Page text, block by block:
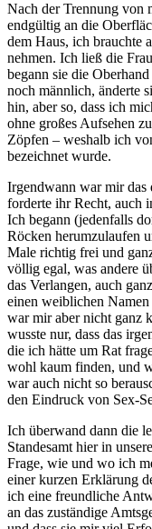
Nach der Trennung von
endgültig an die
dem Haus, ich brauchte
nehmen. Ich ließ die
begann sie die
noch männlich, änderte
hin, aber so, dass ich
ohne großes Aufsehen
Zöpfen – weshalb ich
bezeichnet wurde.
Irgendwann war mir das
forderte ihr Recht, auch
Ich begann (jedenfalls
Röcken herumzulaufen
Male richtig frei und
völlig egal, was andere
das Verlangen, auch
einen weiblichen
war mir aber nicht ganz
wusste nur, dass das
die ich hätte um Rat
wohl kaum finden, und
war auch nicht so
den Eindruck von Sex-
Ich überwand dann die
Standesamt hier in
Frage, wie und wo ich
einer kurzen Erklärung
ich eine freundliche
an das zuständige